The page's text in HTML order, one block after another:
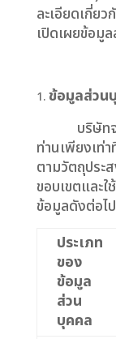
ละเอียดเกี่ย
เปิดเผยข้อมู
ข้อมูลส่วน
บริษัทจะเ
ท่านเพียงเท่
ตามวัตถุประ
ขอบเขตและ
ข้อมูลดังต่อไ
ประเภท
ของ
ข้อมูล
ส่วน
บุคคล